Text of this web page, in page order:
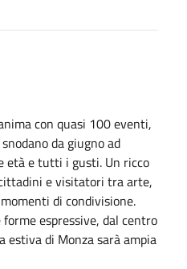
con quasi 100 eventi,
da giugno ad
età e tutti i gusti. Un ricco
e visitatori tra arte,
di condivisione.
espressive, dal centro
estiva di Monza sarà ampia